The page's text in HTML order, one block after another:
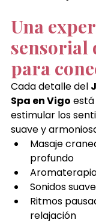
Una
sensorial
para
Cada detalle del
Spa en Vigo
estimular los
suave y
Masaje
profundo
Sonidos
Ritmos
relajación